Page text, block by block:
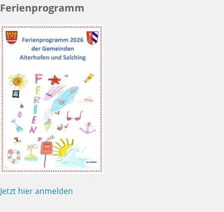
Ferienprogramm
Jetzt hier anmelden